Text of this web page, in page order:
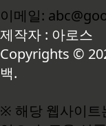
이메일:
제작자 : 아로스
Copyrights ©
백.
※ 해당 웹사이트